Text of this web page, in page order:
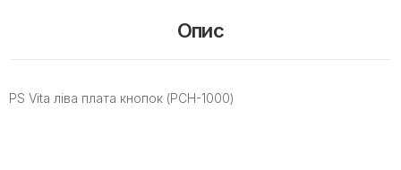
Опис
PS Vita ліва плата кнопок (PCH-1000)